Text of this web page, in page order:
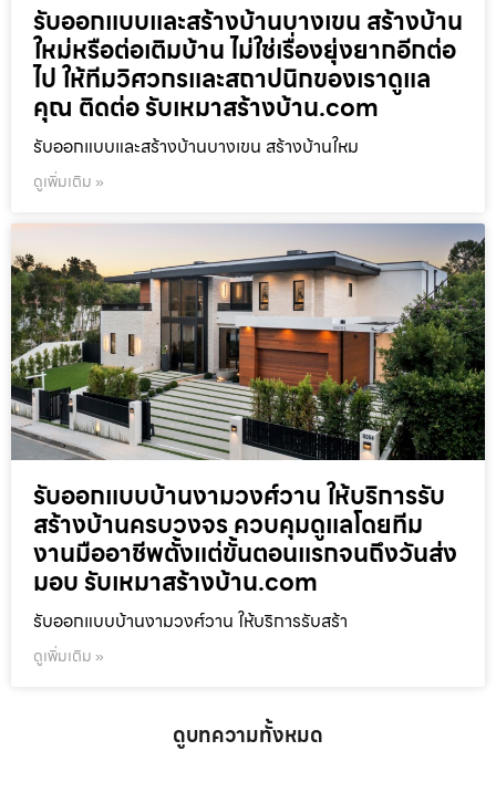
รับออกแบบและสร้างบ้านบางเขน สร้างบ้าน
ใหม่หรือต่อเติมบ้าน ไม่ใช่เรื่องยุ่งยากอีกต่อ
ไป ให้ทีมวิศวกรและสถาปนิกของเราดูแล
คุณ ติดต่อ รับเหมาสร้างบ้าน.com
รับออกแบบและสร้างบ้านบางเขน สร้างบ้านใหม
ดูเพิ่มเติม »
รับออกแบบบ้านงามวงศ์วาน ให้บริการรับ
สร้างบ้านครบวงจร ควบคุมดูแลโดยทีม
งานมืออาชีพตั้งแต่ขั้นตอนแรกจนถึงวันส่ง
มอบ รับเหมาสร้างบ้าน.com
รับออกแบบบ้านงามวงศ์วาน ให้บริการรับสร้า
ดูเพิ่มเติม »
ดูบทความทั้งหมด